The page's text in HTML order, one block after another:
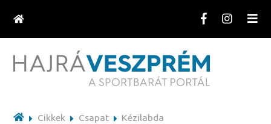
Cikkek Csapat Kézilabda